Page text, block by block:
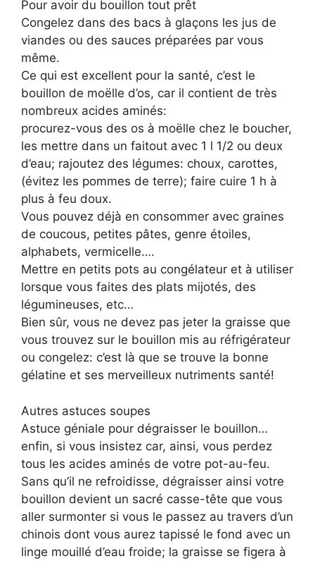
Pour avoir du bouillon tout prêt
Congelez dans des bacs à glaçons les jus de
viandes ou des sauces préparées par vous
même.
Ce qui est excellent pour la santé, c’est le
bouillon de moëlle d’os, car il contient de très
nombreux acides aminés:
procurez-vous des os à moëlle chez le boucher,
les mettre dans un faitout avec 1 l 1/2 ou deux
d’eau; rajoutez des légumes: choux, carottes,
(évitez les pommes de terre); faire cuire 1 h à
plus à feu doux.
Vous pouvez déjà en consommer avec graines
de coucous, petites pâtes, genre étoiles,
alphabets, vermicelle….
Mettre en petits pots au congélateur et à utiliser
lorsque vous faites des plats mijotés, des
légumineuses, etc…
Bien sûr, vous ne devez pas jeter la graisse que
vous trouvez sur le bouillon mis au réfrigérateur
ou congelez: c’est là que se trouve la bonne
gélatine et ses merveilleux nutriments santé!
Autres astuces soupes
Astuce géniale pour dégraisser le bouillon…
enfin, si vous insistez car, ainsi, vous perdez
tous les acides aminés de votre pot-au-feu.
Sans qu’il ne refroidisse, dégraisser ainsi votre
bouillon devient un sacré casse-tête que vous
aller surmonter si vous le passez au travers d’un
chinois dont vous aurez tapissé le fond avec un
linge mouillé d’eau froide; la graisse se figera à